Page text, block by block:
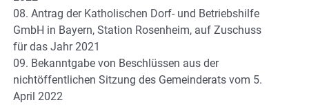
08. Antrag der Katholischen Dorf- und Betriebshilfe
GmbH in Bayern, Station Rosenheim, auf Zuschuss
für das Jahr 2021
09. Bekanntgabe von Beschlüssen aus der
nichtöffentlichen Sitzung des Gemeinderats vom 5.
April 2022